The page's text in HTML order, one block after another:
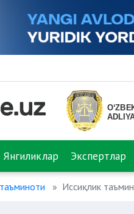
Янгиликлар Экспертлар
Иссиқлик